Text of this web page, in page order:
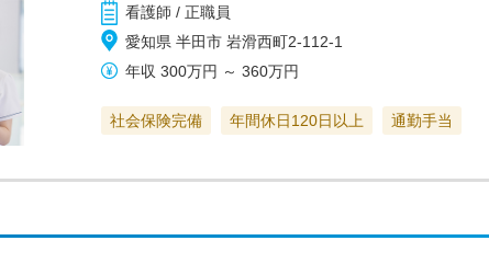
看護師 / 正職員
愛知県 半田市 岩滑西町2-112-1
年収 300万円 ～360万円
社会保険完備 年間休日120日以上 通勤手当